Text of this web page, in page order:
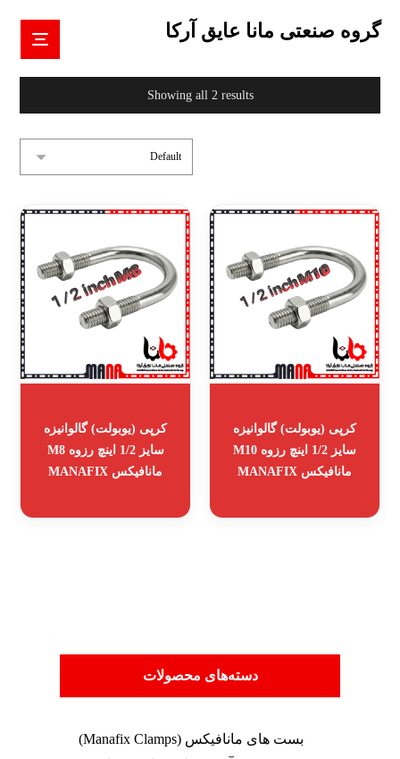
گروه صنعتی مانا عایق آرکا
Showing all 2 results
کرپی (یوبولت) گالوانیزه
سایز 1/2 اینچ رزوه M10
مانافیکس MANAFIX
کرپی (یوبولت) گالوانیزه
سایز 1/2 اینچ رزوه M8
مانافیکس MANAFIX
دسته‌های محصولات
بست های مانافیکس (Manafix Clamps)